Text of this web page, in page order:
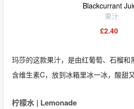
Blackcurrant
果汁
£2.40
玛莎的这款果汁，是由红葡萄、石榴和
含维生素C，放到冰箱里冰一冰，酸甜
柠檬水 | Lemonade